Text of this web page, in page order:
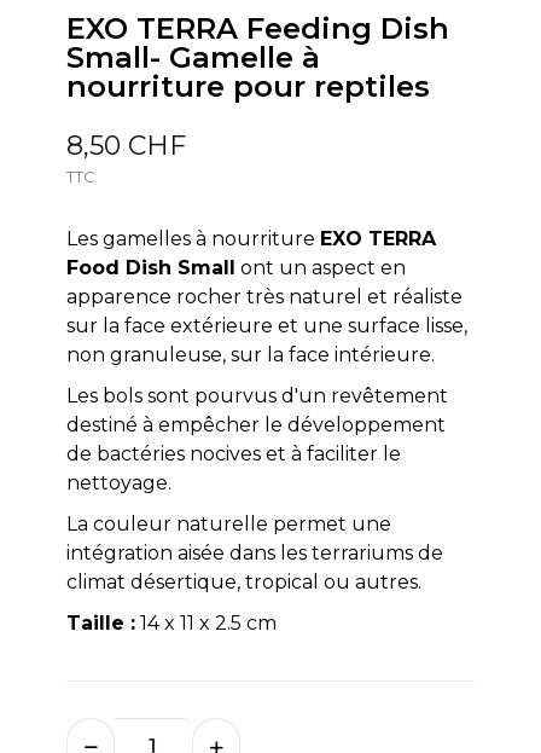
EXO TERRA Feeding Dish
Small- Gamelle à
nourriture pour reptiles
8,50 CHF
TTC
Les gamelles à nourriture EXO TERRA
Food Dish Small ont un aspect en
apparence rocher très naturel et réaliste
sur la face extérieure et une surface lisse,
non granuleuse, sur la face intérieure.
Les bols sont pourvus d'un revêtement
destiné à empêcher le développement
de bactéries nocives et à faciliter le
nettoyage.
La couleur naturelle permet une
intégration aisée dans les terrariums de
climat désertique, tropical ou autres.
Taille :14 x 11 x 2.5 cm